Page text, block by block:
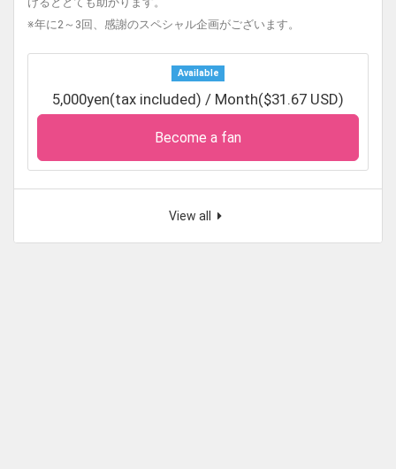
※年に2～3回、感謝のスペシャル企画がございます。
Available
5,000yen(tax included) / Month($31.67 USD)
Become a fan
View all